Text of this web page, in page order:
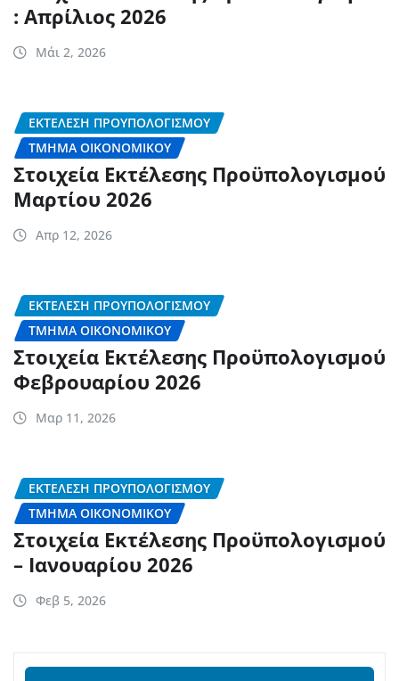
: Απρίλιος 2026
Μάι 2, 2026
ΕΚΤΈΛΕΣΗ ΠΡΟΎΠΟΛΟΓΙΣΜΟΥ
ΤΜΉΜΑ ΟΙΚΟΝΟΜΙΚΟΎ
Στοιχεία Εκτέλεσης Προϋπολογισμού
Μαρτίου 2026
Απρ 12, 2026
ΕΚΤΈΛΕΣΗ ΠΡΟΎΠΟΛΟΓΙΣΜΟΥ
ΤΜΉΜΑ ΟΙΚΟΝΟΜΙΚΟΎ
Στοιχεία Εκτέλεσης Προϋπολογισμού
Φεβρουαρίου 2026
Μαρ 11, 2026
ΕΚΤΈΛΕΣΗ ΠΡΟΎΠΟΛΟΓΙΣΜΟΥ
ΤΜΉΜΑ ΟΙΚΟΝΟΜΙΚΟΎ
Στοιχεία Εκτέλεσης Προϋπολογισμού
– Ιανουαρίου 2026
Φεβ 5, 2026